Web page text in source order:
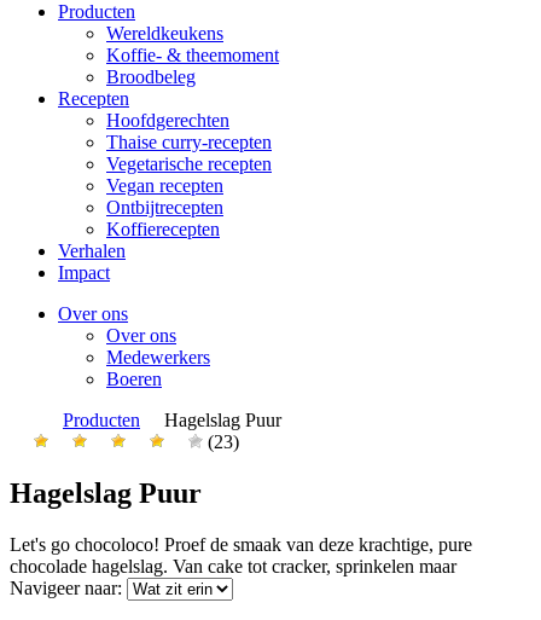
Producten
Wereldkeukens
Koffie- & theemoment
Broodbeleg
Recepten
Hoofdgerechten
Thaise curry-recepten
Vegetarische recepten
Vegan recepten
Ontbijtrecepten
Koffierecepten
Verhalen
Impact
Over ons
Over ons
Medewerkers
Boeren
Producten
Hagelslag Puur
(23)
Hagelslag Puur
Let's go chocoloco! Proef de smaak van deze krachtige, pure
chocolade hagelslag. Van cake tot cracker, sprinkelen maar
Navigeer naar: